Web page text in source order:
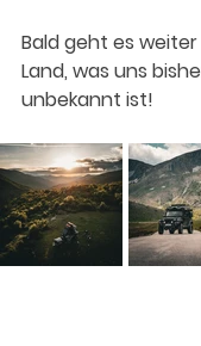
Bald geht es
Land, was uns
unbekannt ist!